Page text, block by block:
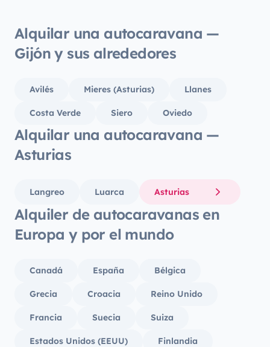
Alquilar una autocaravana —
Gijón y sus alrededores
Avilés Mieres (Asturias) Llanes
Costa Verde Siero Oviedo
Alquilar una autocaravana —
Asturias
Langreo Luarca Asturias
Alquiler de autocaravanas en
Europa y por el mundo
Canadá España Bélgica
Grecia Croacia Reino Unido
Francia Suecia Suiza
Estados Unidos (EEUU) Finlandia